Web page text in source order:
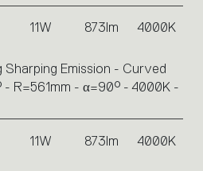
11W 873lm 4000K
Sharping Emission - Curved
- R=561mm - α=90° - 4000K -
11W 873lm 4000K